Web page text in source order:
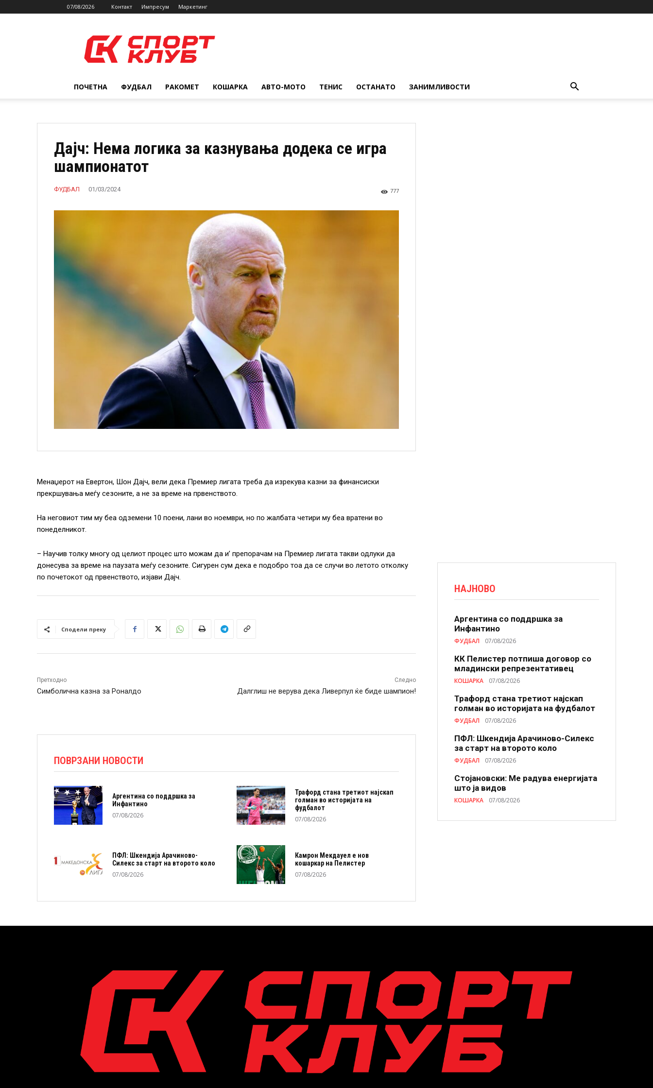
07/08/2026 Контакт Импресум Маркетинг
ПОЧЕТНА ФУДБАЛ РАКОМЕТ КОШАРКА АВТО-МОТО ТЕНИС ОСТАНАТО ЗАНИМЛИВОСТИ
Дајч: Нема логика за казнувања додека се игра
шампионатот
ФУДБАЛ 01/03/2024 777
Менаџерот на Евертон, Шон Дајч, вели дека Премиер лигата треба да изрекува казни за финансиски
прекршувања меѓу сезоните, а не за време на првенството.
На неговиот тим му беа одземени 10 поени, лани во ноември, но по жалбатa четири му беа вратени во
понеделникот.
– Научив толку многу од целиот процес што можам да и’ препорачам на Премиер лигата такви одлуки да
донесува за време на паузата меѓу сезоните. Сигурен сум дека е подобро тоа да се случи во летото отколку
по почетокот од првенството, изјави Дајч.
Сподели преку
Претходно
Симболична казна за Роналдо
Следно
Далглиш не верува дека Ливерпул ќе биде шампион!
ПОВРЗАНИ НОВОСТИ
Аргентина со поддршка за
Инфантино
07/08/2026
Трафорд стана третиот најскап
голман во историјата на
фудбалот
07/08/2026
ПФЛ: Шкендија Арачиново-
Силекс за старт на второто коло
07/08/2026
Камрон Мекдауел е нов
кошаркар на Пелистер
07/08/2026
НАЈНОВО
Аргентина со поддршка за
Инфантино
ФУДБАЛ 07/08/2026
КК Пелистер потпиша договор со
младински репрезентативец
КОШАРКА 07/08/2026
Трафорд стана третиот најскап
голман во историјата на фудбалот
ФУДБАЛ 07/08/2026
ПФЛ: Шкендија Арачиново-Силекс
за старт на второто коло
ФУДБАЛ 07/08/2026
Стојановски: Ме радува енергијата
што ја видов
КОШАРКА 07/08/2026